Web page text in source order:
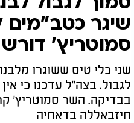
שיגר כטב"מים
סמוטריץ' דורש
שני כלי טיס ששוגרו
לגבול. בצה"ל עדכנו כי
בבדיקה. השר סמוטריץ'
חיזבאללה בדאחיה